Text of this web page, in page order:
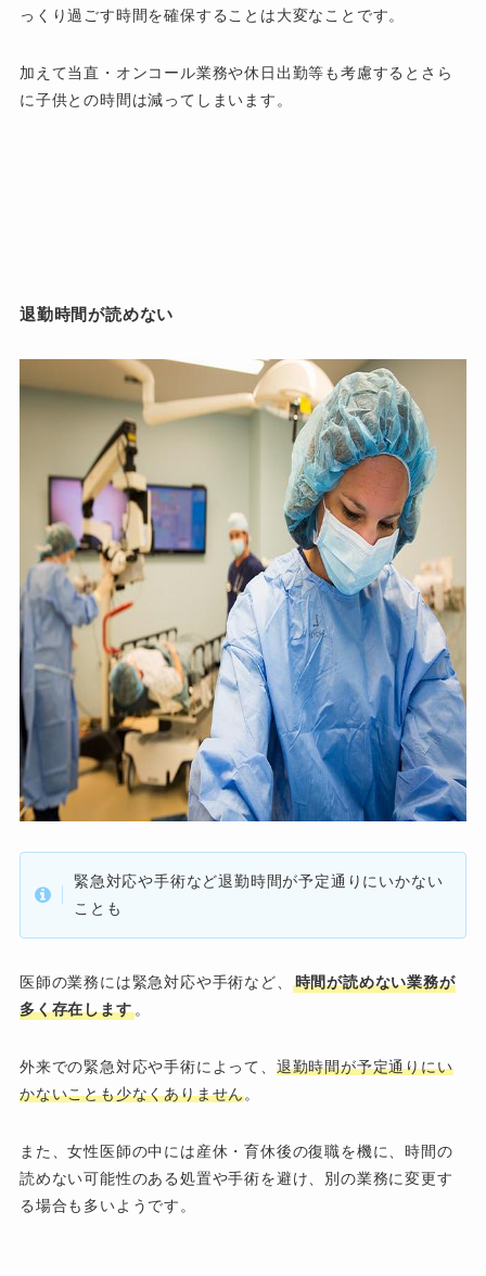
っくり過ごす時間を確保することは大変なことです。
加えて当直・オンコール業務や休日出勤等も考慮するとさら
に子供との時間は減ってしまいます。
退勤時間が読めない
緊急対応や手術など退勤時間が予定通りにいかない
ことも
医師の業務には緊急対応や手術など、
時間が読めない業務が
多く存在します。
外来での緊急対応や手術によって、 退勤時間が予定通りにい
かないことも少なくありません。
また、女性医師の中には産休・育休後の復職を機に、時間の
読めない可能性のある処置や手術を避け、別の業務に変更す
る場合も多いようです。